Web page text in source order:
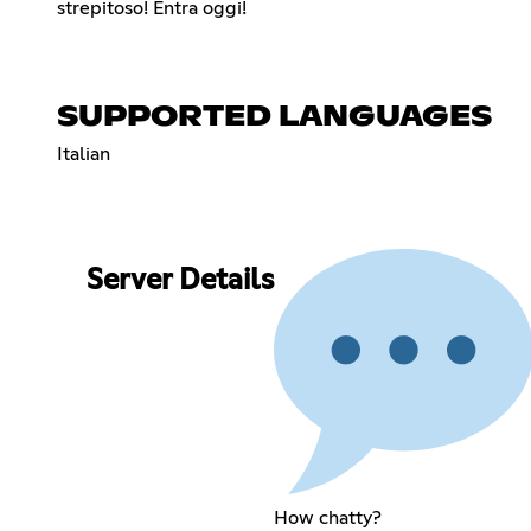
strepitoso! Entra oggi!
SUPPORTED LANGUAGES
Italian
Server Details
How chatty?